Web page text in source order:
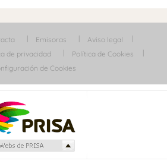
Emisoras
Aviso legal
de privacidad
Política de Cookies
de Cookies